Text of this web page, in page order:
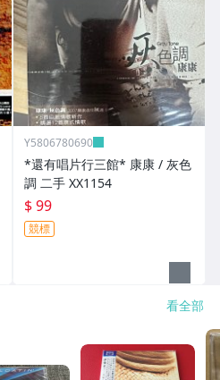
Y5806780690
*還有唱片行三館* 康康 / 灰色
調 二手 XX1154
$ 99
競標
看全部